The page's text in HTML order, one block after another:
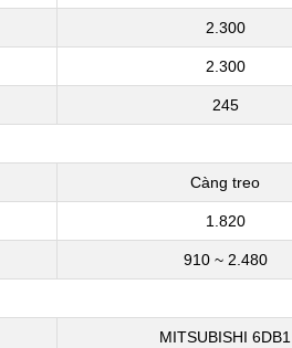
2.300
2.300
245
Càng treo
1.820
910 ~ 2.480
MITSUBISHI 6DB1